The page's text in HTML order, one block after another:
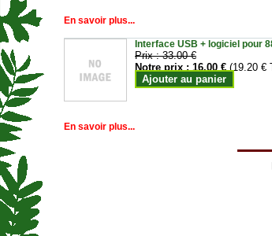
En savoir plus...
Interface USB + logiciel pour
Prix :33.00 €
Notre prix :16.00 € (19.20 €
Ajouter au panier
En savoir plus...